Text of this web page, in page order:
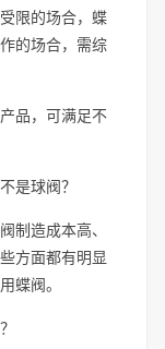
限的场合，蝶
的场合，需综
品，可满足不
是球阀？
制造成本高、
方面都有明显
蝶阀。